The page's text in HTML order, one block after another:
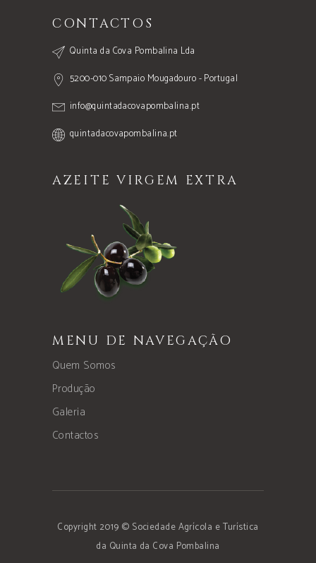
CONTACTOS
Quinta da Cova Pombalina Lda
5200-010 Sampaio Mougadouro - Portugal
info@quintadacovapombalina.pt
quintadacovapombalina.pt
AZEITE VIRGEM EXTRA
MENU DE NAVEGAÇÃO
Quem Somos
Produção
Galeria
Contactos
Copyright 2019 © Sociedade Agrícola e Turística
da Quinta da Cova Pombalina